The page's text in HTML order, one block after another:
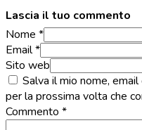
Lascia il tuo commento
Nome *
Email *
Sito web
Salva il mio nome,
per la prossima volta che
Commento *